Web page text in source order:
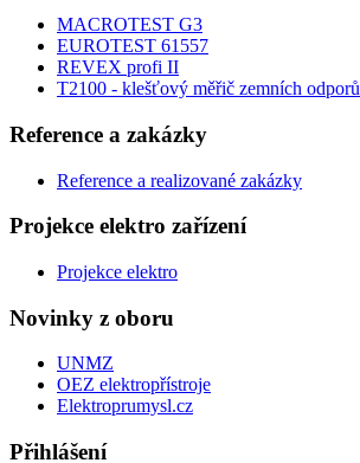
MACROTEST G3
EUROTEST 61557
REVEX profi II
T2100 - klešťový měřič zemních odporů
Reference a zakázky
Reference a realizované zakázky
Projekce elektro zařízení
Projekce elektro
Novinky z oboru
UNMZ
OEZ elektropřístroje
Elektroprumysl.cz
Přihlášení